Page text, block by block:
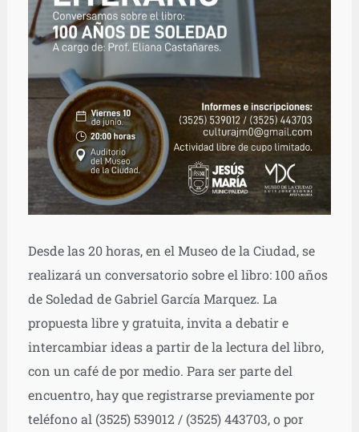
Desde las 20 horas, en el Museo de la Ciudad, se
realizará un conversatorio sobre el libro: 100 años
de Soledad de Gabriel García Marquez. La
propuesta libre y gratuita, invita a debatir e
intercambiar ideas a partir de la lectura del libro,
con un café de por medio. Para ser parte del
encuentro, hay que registrarse previamente por
teléfono al (3525) 539012 / (3525) 443703, o por